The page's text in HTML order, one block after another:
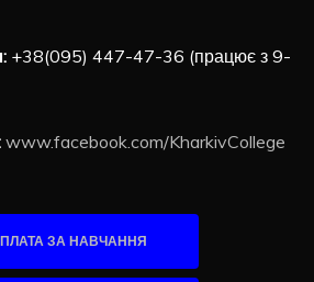
+38(095) 447-47-36 (працює з 9-
www.facebook.com/KharkivCollege
ЗА НАВЧАННЯ